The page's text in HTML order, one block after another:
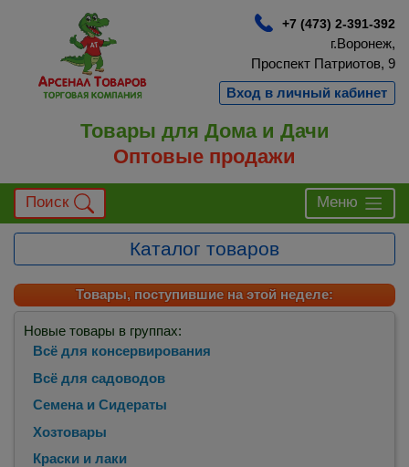
+7 (473) 2-391-392
г.Воронеж,
Проспект Патриотов, 9
Вход в личный кабинет
Товары для Дома и Дачи
Оптовые продажи
Поиск Меню
Каталог товаров
Товары, поступившие на этой неделе:
Новые товары в группах:
Всё для консервирования
Всё для садоводов
Семена и Сидераты
Хозтовары
Краски и лаки